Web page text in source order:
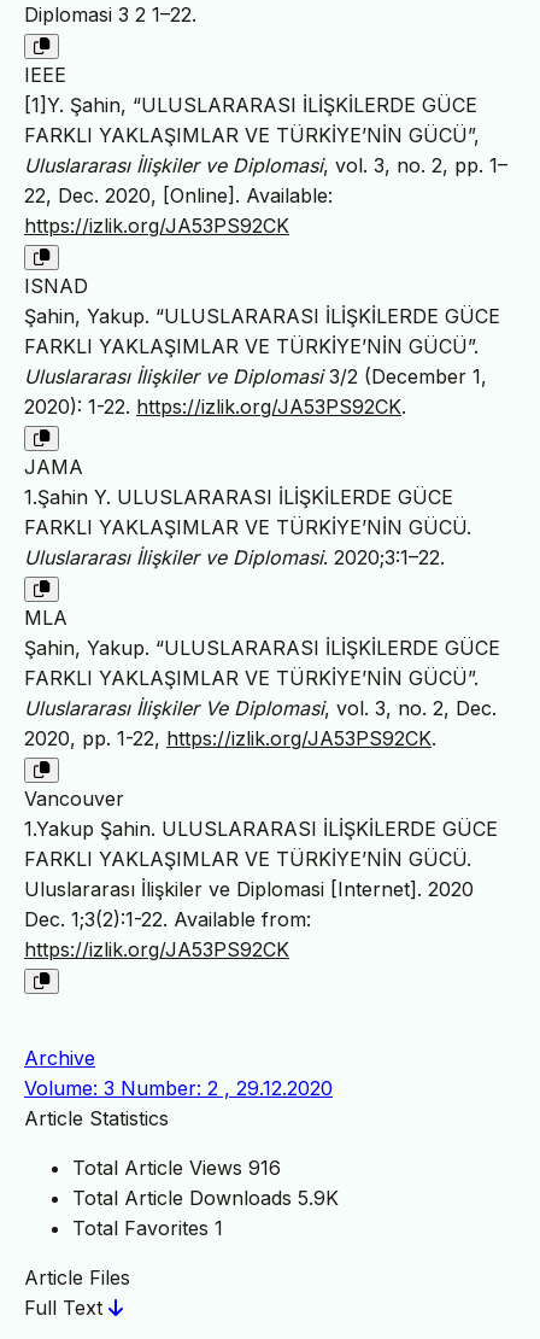
Diplomasi 3 2 1–22.
IEEE
[1]Y. Şahin, “ULUSLARARASI İLİŞKİLERDE GÜCE
FARKLI YAKLAŞIMLAR VE TÜRKİYE’NİN GÜCÜ”,
Uluslararası İlişkiler ve Diplomasi, vol. 3, no. 2, pp. 1–
22, Dec. 2020, [Online]. Available:
https://izlik.org/JA53PS92CK
ISNAD
Şahin, Yakup. “ULUSLARARASI İLİŞKİLERDE GÜCE
FARKLI YAKLAŞIMLAR VE TÜRKİYE’NİN GÜCÜ”.
Uluslararası İlişkiler ve Diplomasi3/2 (December 1,
2020): 1-22. https://izlik.org/JA53PS92CK.
JAMA
1.Şahin Y. ULUSLARARASI İLİŞKİLERDE GÜCE
FARKLI YAKLAŞIMLAR VE TÜRKİYE’NİN GÜCÜ.
Uluslararası İlişkiler ve Diplomasi. 2020;3:1–22.
MLA
Şahin, Yakup. “ULUSLARARASI İLİŞKİLERDE GÜCE
FARKLI YAKLAŞIMLAR VE TÜRKİYE’NİN GÜCÜ”.
Uluslararası İlişkiler Ve Diplomasi, vol. 3, no. 2, Dec.
2020, pp. 1-22, https://izlik.org/JA53PS92CK.
Vancouver
1.Yakup Şahin. ULUSLARARASI İLİŞKİLERDE GÜCE
FARKLI YAKLAŞIMLAR VE TÜRKİYE’NİN GÜCÜ.
Uluslararası İlişkiler ve Diplomasi [Internet]. 2020
Dec. 1;3(2):1-22. Available from:
https://izlik.org/JA53PS92CK
Archive
Volume: 3 Number: 2 , 29.12.2020
Article Statistics
Total Article Views 916
Total Article Downloads 5.9K
Total Favorites 1
Article Files
Full Text